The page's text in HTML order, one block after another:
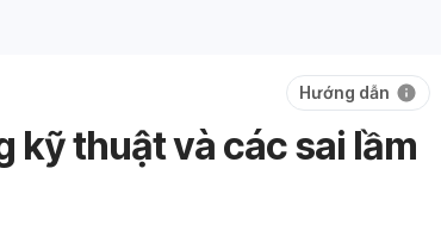
Hướng dẫn
kỹ thuật và các sai lầm